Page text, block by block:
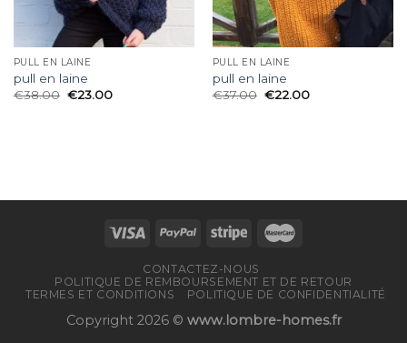
PULL EN LAINE
pull en laine
€38.00 €23.00
PULL EN LAINE
pull en laine
€37.00 €22.00
CONTACTEZ-NOUS
POLITIQUE DE REMBOURSEMENT ET DE RETOUR
TERMES ET CONDITIONS
POLITIQUE DE CONFIDENTIALITÉ
Copyright 2026 © www.lombre-homes.fr